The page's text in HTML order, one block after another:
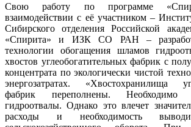
Свою работу по программе
взаимодействии с её участником –
Сибирского отделения Российской
«Спирита» и ИЗК СО РАН –
технологии обогащения шламов
хвостов углеобогатительных фабрик с
концентрата по экологически чистой
энергозатратах. «Хвостохранилища
фабрик переполнены. Необходимо
гидроотвалы. Однако это влечет
расходы и необходимость